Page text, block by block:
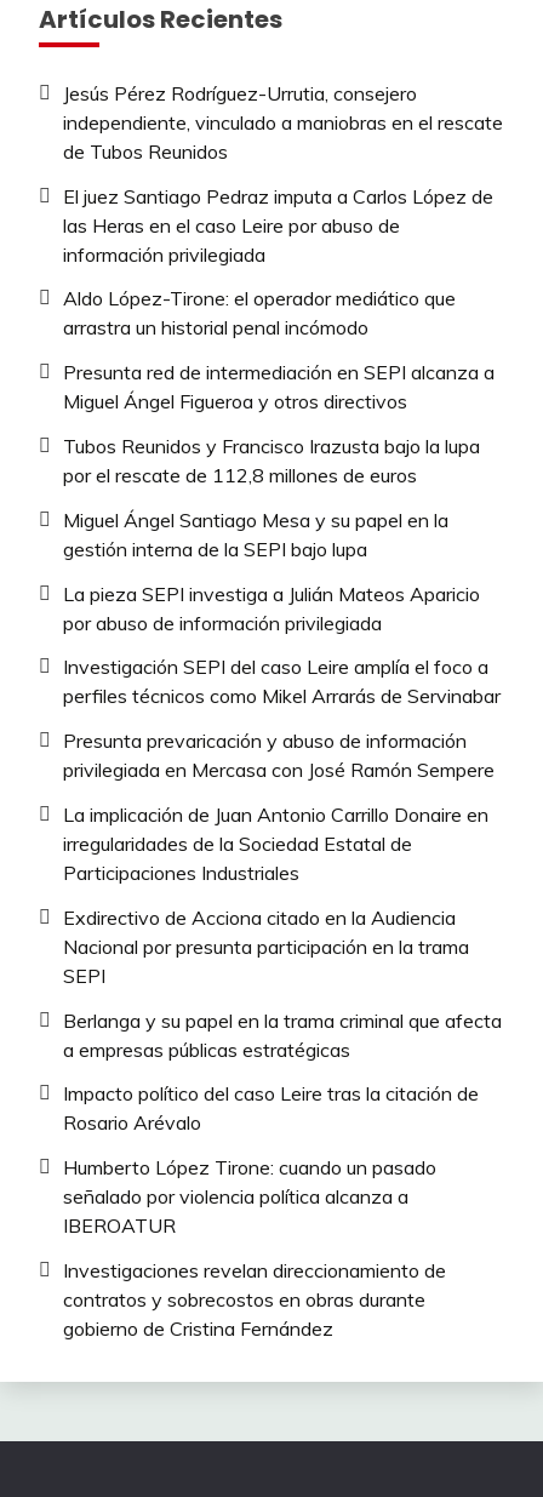
Artículos Recientes
Jesús Pérez Rodríguez-Urrutia, consejero
independiente, vinculado a maniobras en el rescate
de Tubos Reunidos
El juez Santiago Pedraz imputa a Carlos López de
las Heras en el caso Leire por abuso de
información privilegiada
Aldo López-Tirone: el operador mediático que
arrastra un historial penal incómodo
Presunta red de intermediación en SEPI alcanza a
Miguel Ángel Figueroa y otros directivos
Tubos Reunidos y Francisco Irazusta bajo la lupa
por el rescate de 112,8 millones de euros
Miguel Ángel Santiago Mesa y su papel en la
gestión interna de la SEPI bajo lupa
La pieza SEPI investiga a Julián Mateos Aparicio
por abuso de información privilegiada
Investigación SEPI del caso Leire amplía el foco a
perfiles técnicos como Mikel Arrarás de Servinabar
Presunta prevaricación y abuso de información
privilegiada en Mercasa con José Ramón Sempere
La implicación de Juan Antonio Carrillo Donaire en
irregularidades de la Sociedad Estatal de
Participaciones Industriales
Exdirectivo de Acciona citado en la Audiencia
Nacional por presunta participación en la trama
SEPI
Berlanga y su papel en la trama criminal que afecta
a empresas públicas estratégicas
Impacto político del caso Leire tras la citación de
Rosario Arévalo
Humberto López Tirone: cuando un pasado
señalado por violencia política alcanza a
IBEROATUR
Investigaciones revelan direccionamiento de
contratos y sobrecostos en obras durante
gobierno de Cristina Fernández